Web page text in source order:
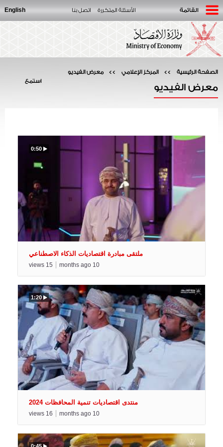
القائمة الأسئلة المتكررة اتصل بنا English
استمع
الصفحة الرئيسية >> المركز الإعلامي >> معرض الفيديو
معرض الفيديو
0:50
ملتقى مبادرة اقتصاديات الذكاء الاصطناعي
15
views 10
months ago
1:20
منتدى اقتصاديات تنمية المحافظات 2024
16
views 10
months ago